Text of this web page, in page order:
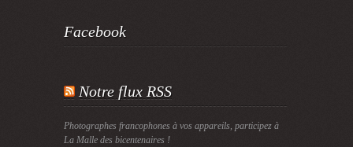
Facebook
Notre flux RSS
Photographes francophones à vos appareils, participez à
La Malle des bicentenaires !